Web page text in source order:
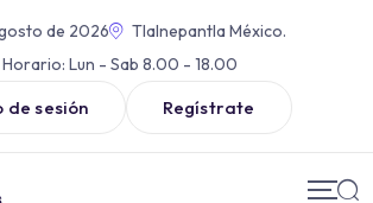
de 2026
Tlalnepantla México.
Horario: Lun - Sab 8.00 - 18.00
de sesión Regístrate